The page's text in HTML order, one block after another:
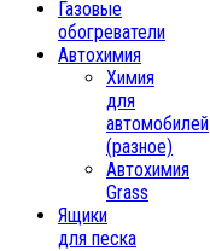
Газовые
обогреватели
Автохимия
Химия
для
автомобилей
(разное)
Автохимия
Grass
Ящики
для песка